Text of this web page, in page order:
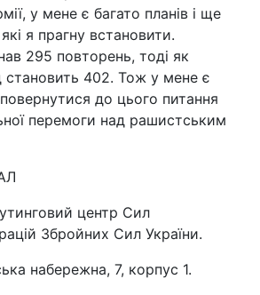
у мене є багато планів і ще
я прагну встановити.
295 повторень, тоді як
становить 402. Тож у мене є
до цього питання
перемоги над рашистським
центр Сил
Збройних Сил України.
набережна, 7, корпус 1.